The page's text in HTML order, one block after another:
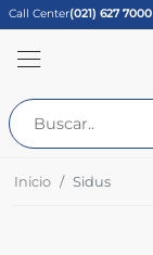
Call Center(021) 627 7000
Inicio Sidus